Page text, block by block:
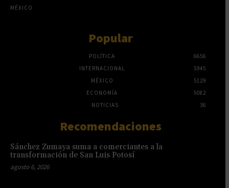
MÉXICO
Popular
POLÍTICA
6656
INTERNACIONAL
5945
MÉXICO
5129
ECONOMÍA
5082
NOTICIAS
36
Recomendaciones
Sánchez Zumaya suma a comerciantes a la
transformación de San Luis Potosí
agosto 6, 2026